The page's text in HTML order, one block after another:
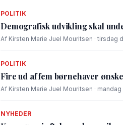
POLITIK
Demografisk udvikling skal
Af Kirsten Marie Juel Mouritsen · tirsdag
POLITIK
Fire ud af fem børnehaver
Af Kirsten Marie Juel Mouritsen ·
NYHEDER